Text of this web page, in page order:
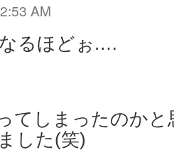
AM
るほどぉ.…
てしまったのかと
した(笑)